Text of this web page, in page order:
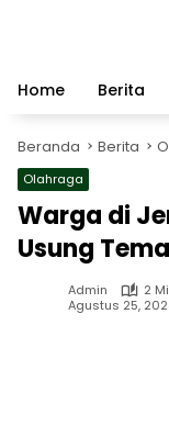
Home
Berita
Beranda Berita
Olahraga
Warga di
Usung
Admin
2
Agustus 25,